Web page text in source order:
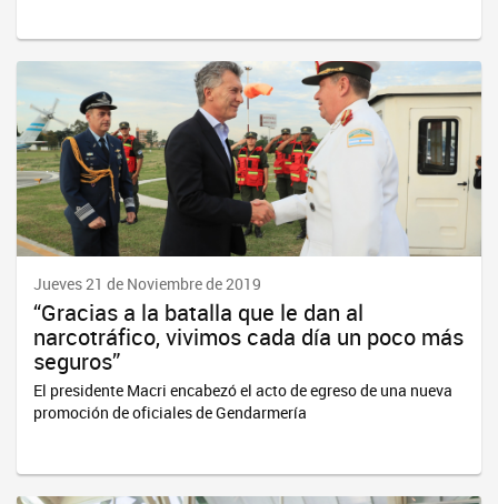
Jueves 21 de Noviembre de 2019
“Gracias a la batalla que le dan al
narcotráfico, vivimos cada día un poco más
seguros”
El presidente Macri encabezó el acto de egreso de una nueva
promoción de oficiales de Gendarmería